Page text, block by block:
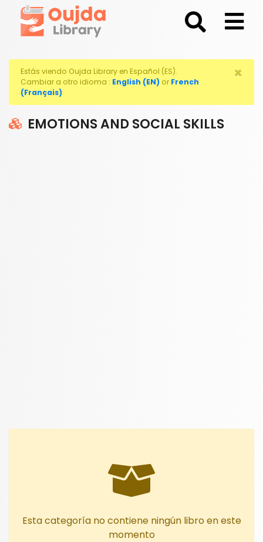
Estás viendo Oujda Library en Español (ES).
Cambiar a otro idioma : English (EN) or French
(Français)
×
EMOTIONS AND SOCIAL SKILLS
Esta categoría no contiene ningún libro en este
momento